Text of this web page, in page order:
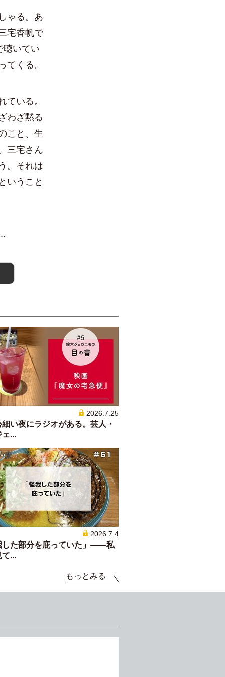
ゃる。あ
宅香帆で
聴いてい
てくる。
いる。
わざ黙る
こと、生
三宅さん
。それは
いうこと
2026.7.25
い夜にラジオがある。芸人・
ェ...
2026.7.4
した部分を庇っていた」——私
て...
もっとみる